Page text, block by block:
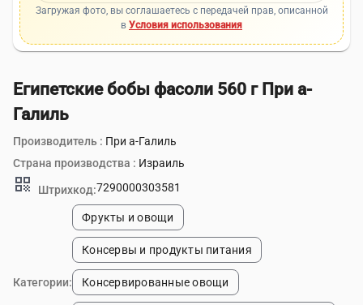
Загружая фото, вы соглашаетесь с передачей прав, описанной
в Условия использования
Египетские бобы фасоли 560 г При а-
Галиль
Производитель : При а-Галиль
Страна производства : Израиль
qr_code Штрихкод:7290000303581
Категории:
Фрукты и овощи
Консервы и продукты питания
Консервированные овощи